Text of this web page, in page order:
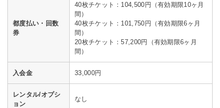
都度払い・回数
券
40枚チケット：104,500円（有効期限10ヶ月
間）
40枚チケット：101,750円（有効期限6ヶ月
間）
20枚チケット：57,200円（有効期限6ヶ月
間）
入会金 33,000円
レンタル/オプシ
ョン
なし